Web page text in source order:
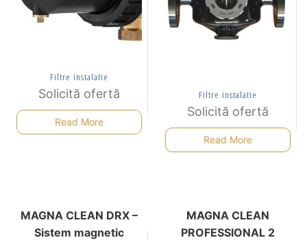
Filtre instalatie
Solicită ofertă
Read More
Filtre instalatie
Solicită ofertă
Read More
MAGNA CLEAN DRX –
Sistem magnetic
MAGNA CLEAN
PROFESSIONAL 2